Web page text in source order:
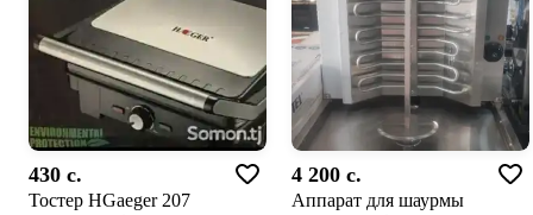
430 c.
Тостер HGaeger 207
4 200 c.
Аппарат для шаурмы